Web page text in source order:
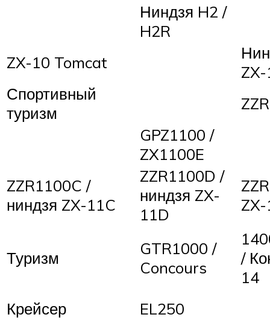
Ниндзя H2 /
H2R
ZX-10 Tomcat
Спортивный
туризм
GPZ1100 /
ZX1100E
ZZR1100C /
ниндзя ZX-11C
ZZR1100D /
ниндзя ZX-
11D
Туризм
GTR1000 /
Concours
/
14
Крейсер
EL250